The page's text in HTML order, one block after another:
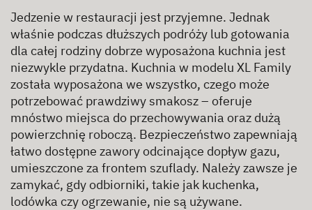
Jedzenie w restauracji jest przyjemne. Jednak
właśnie podczas dłuższych podróży lub gotowania
dla całej rodziny dobrze wyposażona kuchnia jest
niezwykle przydatna. Kuchnia w modelu XL Family
została wyposażona we wszystko, czego może
potrzebować prawdziwy smakosz – oferuje
mnóstwo miejsca do przechowywania oraz dużą
powierzchnię roboczą. Bezpieczeństwo zapewniają
łatwo dostępne zawory odcinające dopływ gazu,
umieszczone za frontem szuflady. Należy zawsze je
zamykać, gdy odbiorniki, takie jak kuchenka,
lodówka czy ogrzewanie, nie są używane.